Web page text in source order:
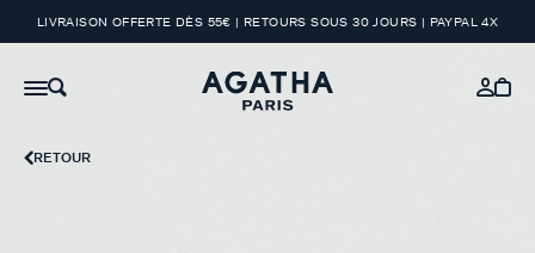
LIVRAISON OFFERTE DÈS 55€ | RETOURS SOUS 30 JOURS | PAYPAL 4X
RETOUR